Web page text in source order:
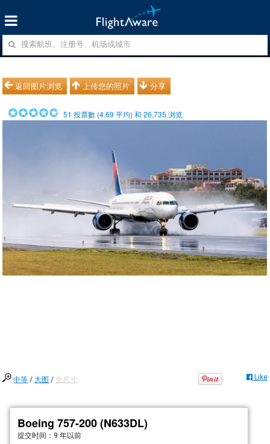
返回图片浏览 上传您的照片 分享
51 投票數 (4.69 平均) 和26,735 浏览
中等 /大图 / 全尺寸 Like
Boeing 757-200 (N633DL)
提交时间： 9 年以前